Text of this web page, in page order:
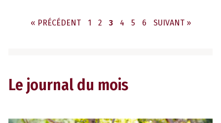
« PRÉCÉDENT PAGE
1 PAGE
2 PAGE
3 PAGE
4 PAGE
5 PAGE
6 SUIVANT »
Le journal du mois